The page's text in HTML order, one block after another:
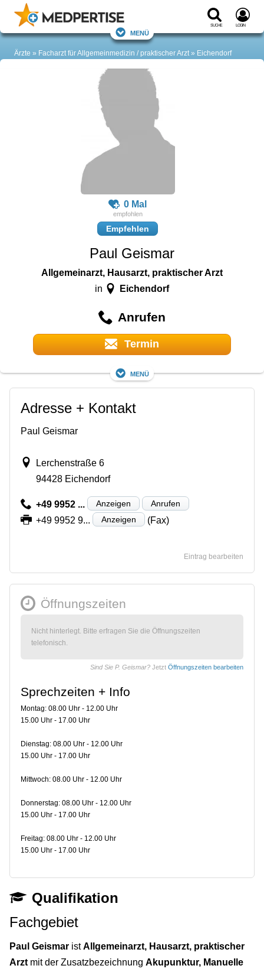
Suche Login
Menü
Ärzte Facharzt für Allgemeinmedizin / praktischer Arzt Eichendorf
0 Mal
Empfehlen
Paul Geismar
Allgemeinarzt, Hausarzt, praktischer Arzt
in Eichendorf
Anrufen
Termin
Menü
Adresse + Kontakt
Paul Geismar
Lerchenstraße 6
94428 Eichendorf
+49 9952 ... Anzeigen Anrufen
+49 9952 9... Anzeigen (Fax)
Eintrag bearbeiten
Öffnungszeiten
Nicht hinterlegt. Bitte erfragen Sie die Öffnungszeiten
telefonisch.
Sind Sie P. Geismar? Jetzt Öffnungszeiten bearbeiten
Sprechzeiten + Info
Montag: 08.00 Uhr - 12.00 Uhr
15.00 Uhr - 17.00 Uhr
Dienstag: 08.00 Uhr - 12.00 Uhr
15.00 Uhr - 17.00 Uhr
Mittwoch: 08.00 Uhr - 12.00 Uhr
Donnerstag: 08.00 Uhr - 12.00 Uhr
15.00 Uhr - 17.00 Uhr
Freitag: 08.00 Uhr - 12.00 Uhr
15.00 Uhr - 17.00 Uhr
Qualifikation
Fachgebiet
Paul Geismar istAllgemeinarzt, Hausarzt, praktischer
Arzt mit der Zusatzbezeichnung Akupunktur, Manuelle